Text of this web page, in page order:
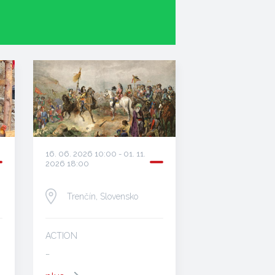
16. 06. 2026 10:00 - 01. 11.
2026 18:00
Trenčín, Slovensko
ACTION